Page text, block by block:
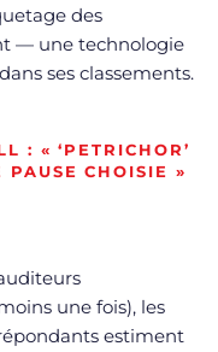
des
— une technologie
ses classements.
: « ‘PETRICHOR’
PAUSE CHOISIE »
une fois), les
estiment